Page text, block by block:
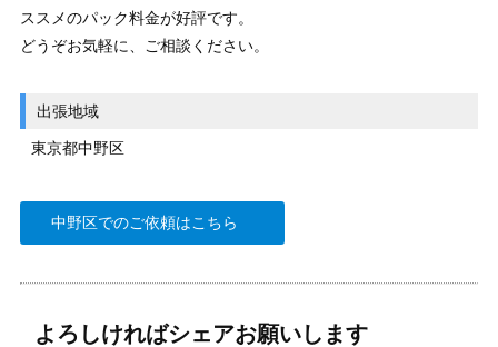
ススメのパック料金が好評です。
どうぞお気軽に、ご相談ください。
出張地域
東京都中野区
中野区でのご依頼はこちら
よろしければシェアお願いします